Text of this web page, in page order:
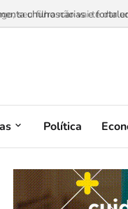
seu filho não vai te dar
Política